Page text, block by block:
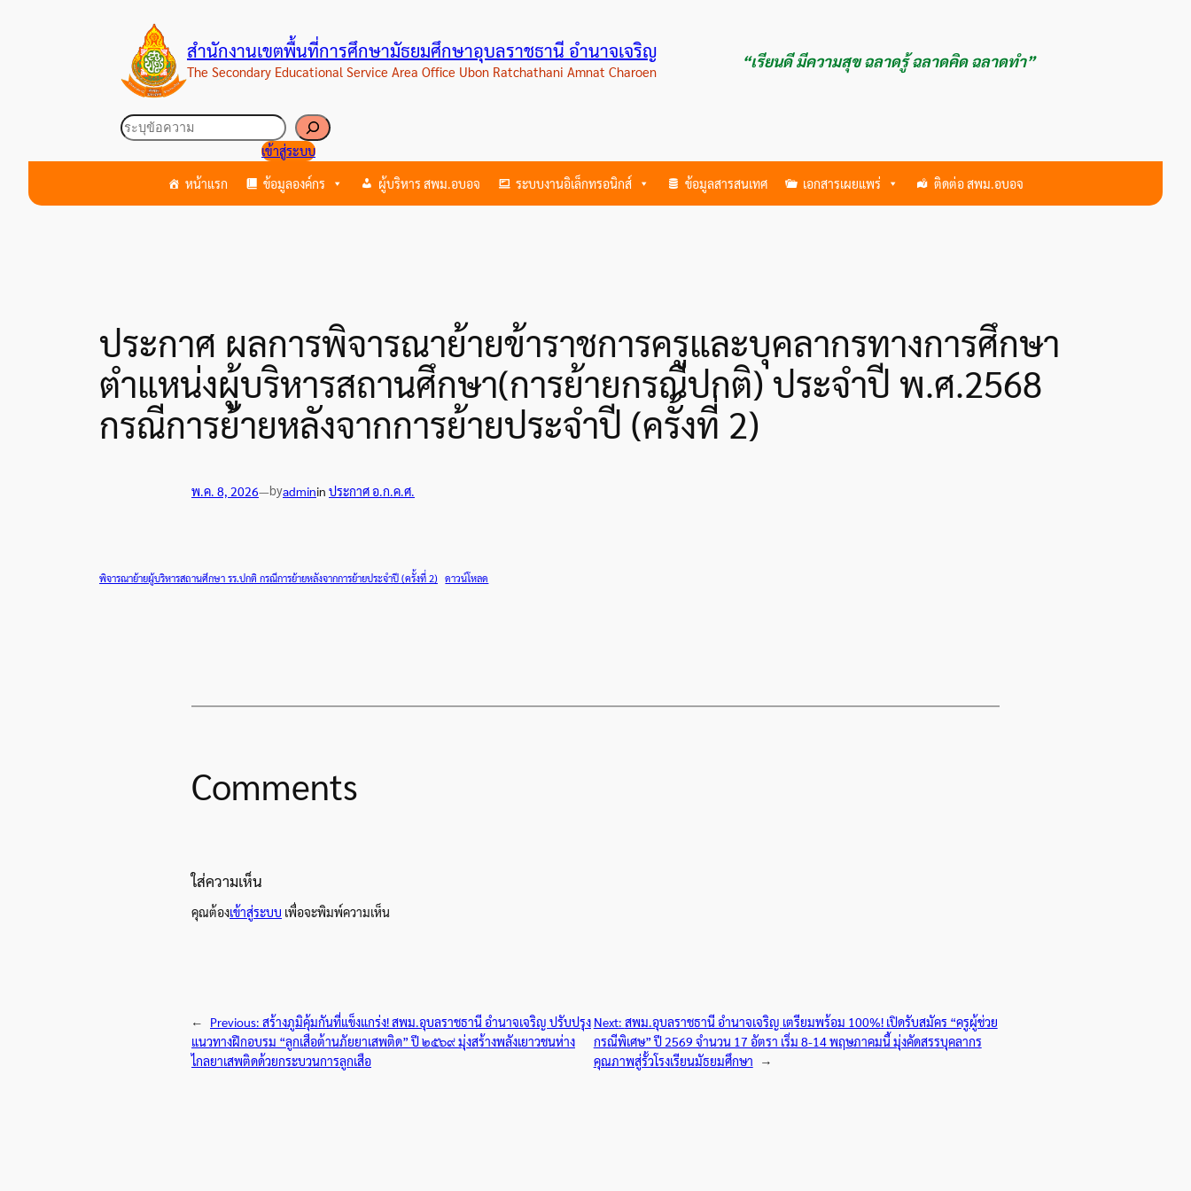
สำนักงานเขตพื้นที่การศึกษามัธยมศึกษาอุบลราชธานี อำนาจเจริญ
The Secondary Educational Service Area Office Ubon Ratchathani Amnat Charoen
“เรียนดี มีความสุข ฉลาดรู้ ฉลาดคิด ฉลาดทำ”
ค้นหา
เข้าสู่ระบบ
หน้าแรก ข้อมูลองค์กร ผู้บริหาร สพม.อบอจ ระบบงานอิเล็กทรอนิกส์ ข้อมูลสารสนเทศ เอกสารเผยแพร่ ติดต่อ สพม.อบอจ
ประกาศ ผลการพิจารณาย้ายข้าราชการครูและบุคลากรทางการศึกษา
ตำแหน่งผู้บริหารสถานศึกษา(การย้ายกรณีปกติ) ประจำปี พ.ศ.2568
กรณีการย้ายหลังจากการย้ายประจำปี (ครั้งที่ 2)
พ.ค. 8, 2026—byadminin ประกาศ อ.ก.ค.ศ.
พิจารณาย้ายผู้บริหารสถานศึกษา รร.ปกติ กรณีการย้ายหลังจากการย้ายประจำปี (ครั้งที่ 2) ดาวน์โหลด
Comments
ใส่ความเห็น
คุณต้องเข้าสู่ระบบ เพื่อจะพิมพ์ความเห็น
← Previous: สร้างภูมิคุ้มกันที่แข็งแกร่ง! สพม.อุบลราชธานี อำนาจเจริญ ปรับปรุง
แนวทางฝึกอบรม “ลูกเสือต้านภัยยาเสพติด” ปี ๒๕๖๙ มุ่งสร้างพลังเยาวชนห่าง
ไกลยาเสพติดด้วยกระบวนการลูกเสือ
Next: สพม.อุบลราชธานี อำนาจเจริญ เตรียมพร้อม 100%! เปิดรับสมัคร “ครูผู้ช่วย
กรณีพิเศษ” ปี 2569 จำนวน 17 อัตรา เริ่ม 8-14 พฤษภาคมนี้ มุ่งคัดสรรบุคลากร
คุณภาพสู่รั้วโรงเรียนมัธยมศึกษา
→